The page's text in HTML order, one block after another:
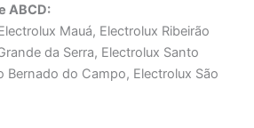
ABCD:
Mauá, Electrolux Ribeirão
da Serra, Electrolux Santo
Bernado do Campo, Electrolux São